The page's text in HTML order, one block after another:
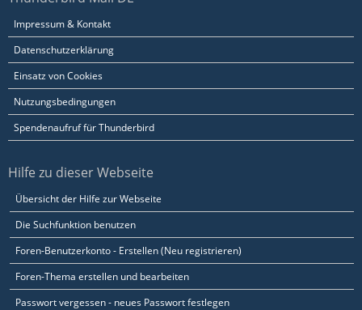
Impressum & Kontakt
Datenschutzerklärung
Einsatz von Cookies
Nutzungsbedingungen
Spendenaufruf für Thunderbird
Hilfe zu dieser Webseite
Übersicht der Hilfe zur Webseite
Die Suchfunktion benutzen
Foren-Benutzerkonto - Erstellen (Neu registrieren)
Foren-Thema erstellen und bearbeiten
Passwort vergessen - neues Passwort festlegen